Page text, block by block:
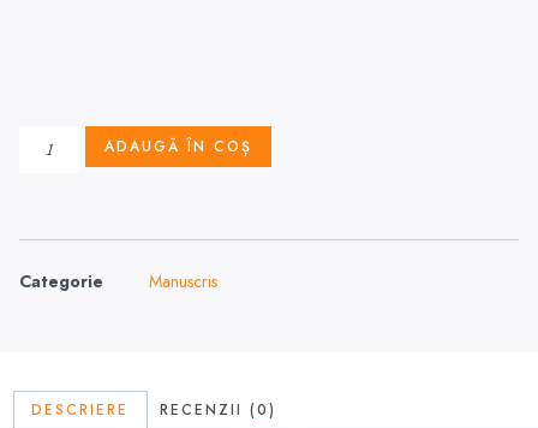
ADAUGĂ ÎN COȘ
Categorie Manuscris
DESCRIERE RECENZII (0)